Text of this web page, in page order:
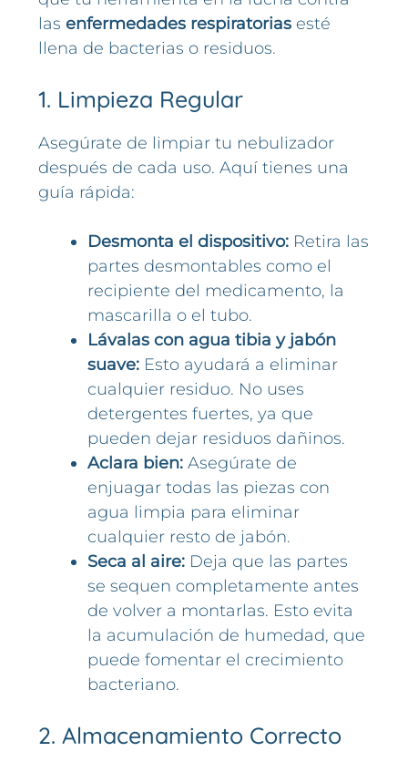
lasenfermedades respiratorias esté
llena de bacterias o residuos.
1. Limpieza Regular
Asegúrate de limpiar tu nebulizador
después de cada uso. Aquí tienes una
guía rápida:
Desmonta el dispositivo: Retira las
partes desmontables como el
recipiente del medicamento, la
mascarilla o el tubo.
Lávalas con agua tibia y jabón
suave: Esto ayudará a eliminar
cualquier residuo. No uses
detergentes fuertes, ya que
pueden dejar residuos dañinos.
Aclara bien: Asegúrate de
enjuagar todas las piezas con
agua limpia para eliminar
cualquier resto de jabón.
Seca al aire: Deja que las partes
se sequen completamente antes
de volver a montarlas. Esto evita
la acumulación de humedad, que
puede fomentar el crecimiento
bacteriano.
2. Almacenamiento Correcto